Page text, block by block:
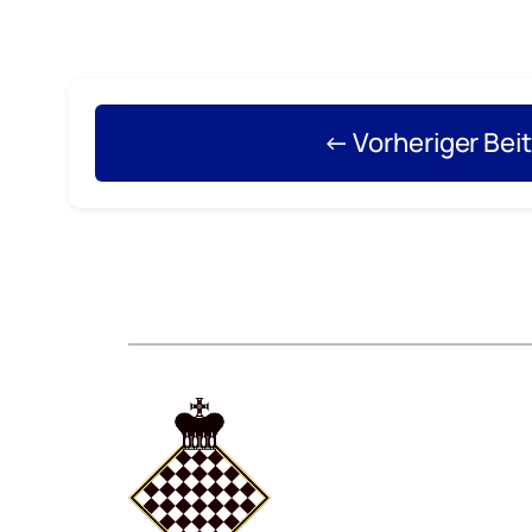
← Vorheriger